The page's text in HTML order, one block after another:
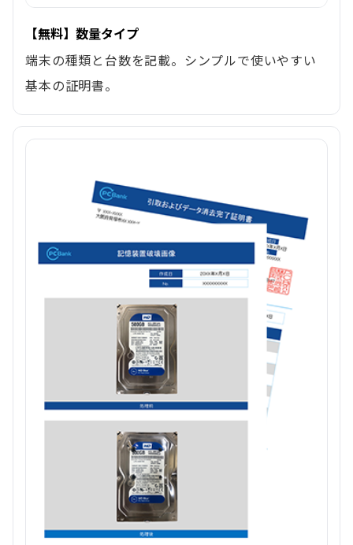
【無料】数量タイプ
端末の種類と台数を記載。シンプルで使いやすい
基本の証明書。